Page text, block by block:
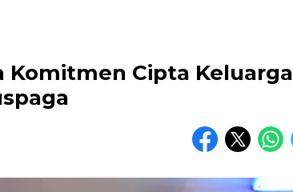
Komitmen Cipta Keluarga